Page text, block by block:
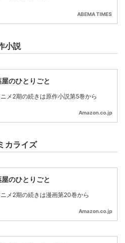
ABEMA TIMES
小説
屋のひとりごと
メ2期の続きは原作小説第5巻から
Amazon.co.jp
カライズ
屋のひとりごと
メ2期の続きは漫画第20巻から
Amazon.co.jp